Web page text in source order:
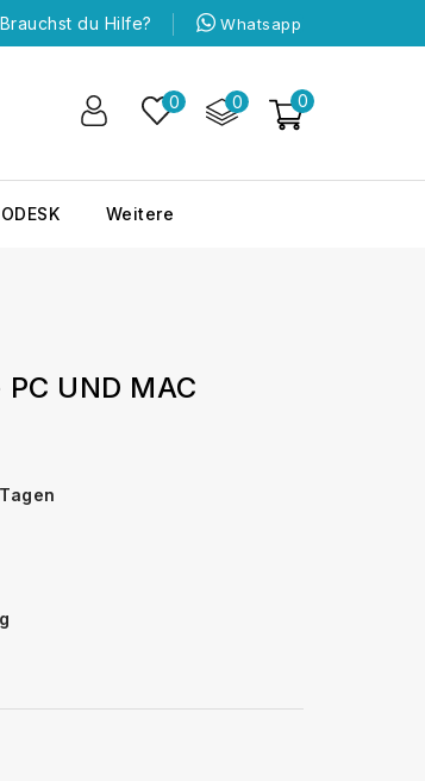
Whatsapp
Brauchst du Hilfe?
0
0
0
Weitere
UND MAC